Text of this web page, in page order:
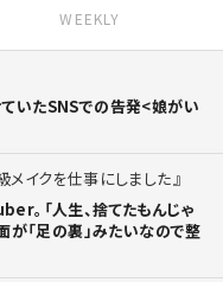
WEEKLY
ていたSNSでの告発<娘がい
メイクを仕事にしました
。「人生、捨てたもんじゃ
が「足の裏」みたいなので整